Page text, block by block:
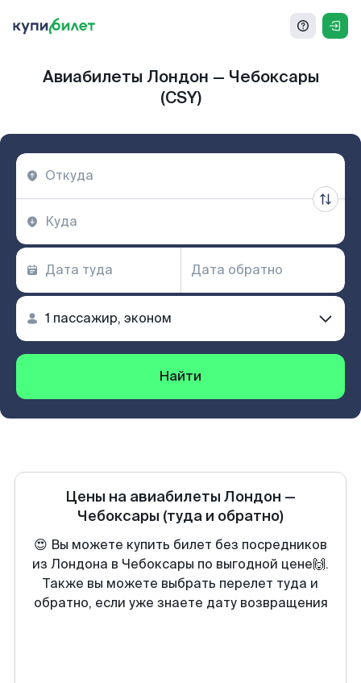
Авиабилеты Лондон — Чебоксары
(CSY)
Найти
Цены на авиабилеты Лондон —
Чебоксары (туда и обратно)
😍 Вы можете купить билет без посредников
из Лондона в Чебоксары по выгодной цене🙌.
Также вы можете выбрать перелет туда и
обратно, если уже знаете дату возвращения